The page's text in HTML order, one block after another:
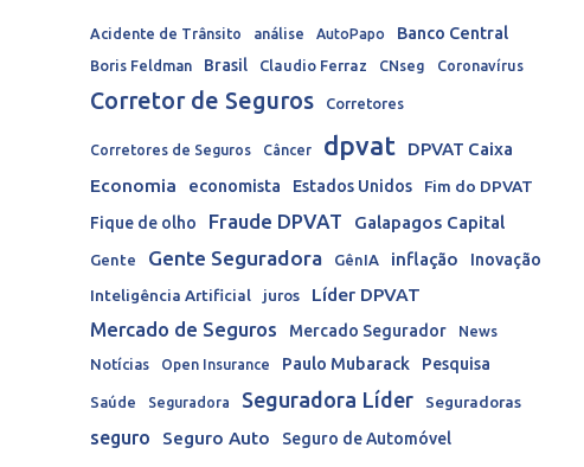
Acidente de Trânsito análise AutoPapo Banco Central
Boris Feldman Brasil Claudio Ferraz CNseg Coronavírus
Corretor de Seguros Corretores
Corretores de Seguros Câncer dpvat
DPVAT Caixa
Economia
economista Estados Unidos
Fim do DPVAT
Fique de olho
Fraude DPVAT Galapagos Capital
Gente Gente Seguradora GênIA inflação
Inovação
Inteligência Artificial
juros
Líder DPVAT
Mercado de Seguros
Mercado Segurador
News
Notícias
Open Insurance Paulo Mubarack Pesquisa
Saúde Seguradora Seguradora Líder Seguradoras
seguro Seguro Auto Seguro de Automóvel